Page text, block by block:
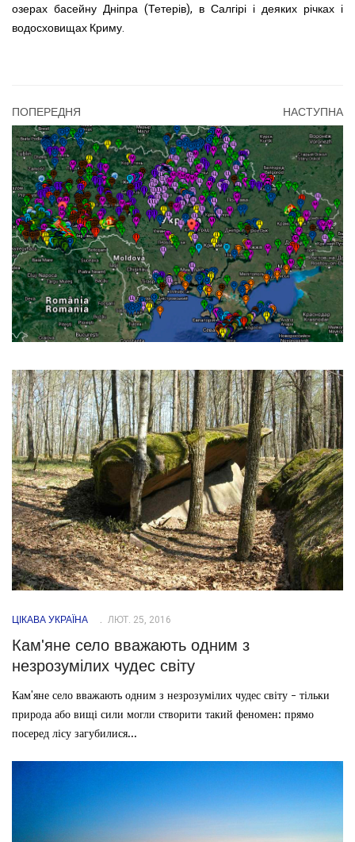
озерах басейну Дніпра (Тетерів), в Салгірі і деяких річках і
водосховищах Криму.
ПОПЕРЕДНЯ НАСТУПНА
ЦІКАВА УКРАЇНА ЛЮТ. 25, 2016
Кам'яне село вважають одним з
незрозумілих чудес світу
Кам'яне село вважають одним з незрозумілих чудес світу - тільки
природа або вищі сили могли створити такий феномен: прямо
посеред лісу загубилися...